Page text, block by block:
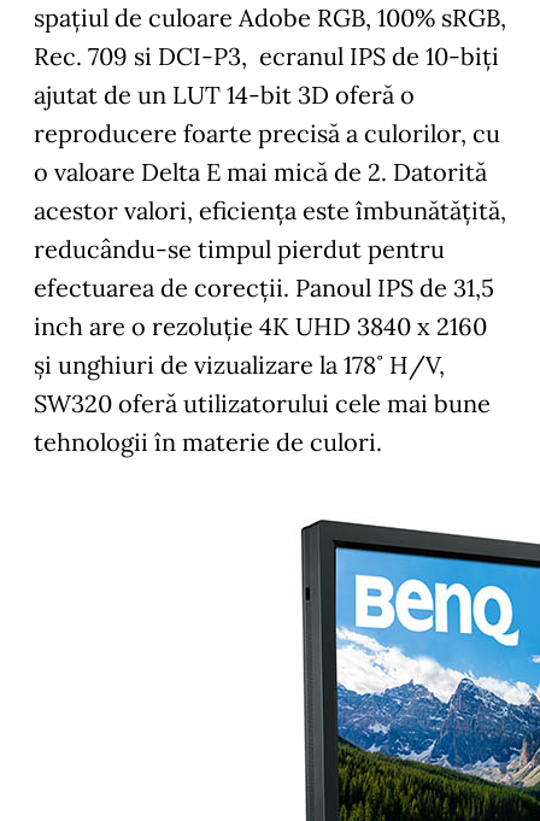
spațiul de culoare Adobe RGB, 100% sRGB,
Rec. 709 si DCI-P3, ecranul IPS de 10-biţi
ajutat de un LUT 14-bit 3D oferă o
reproducere foarte precisă a culorilor, cu
o valoare Delta E mai mică de 2. Datorită
acestor valori, eficienţa este îmbunătățită,
reducându-se timpul pierdut pentru
efectuarea de corecții. Panoul IPS de 31,5
inch are o rezoluţie 4K UHD 3840 x 2160
şi unghiuri de vizualizare la 178˚ H/V,
SW320 oferă utilizatorului cele mai bune
tehnologii în materie de culori.